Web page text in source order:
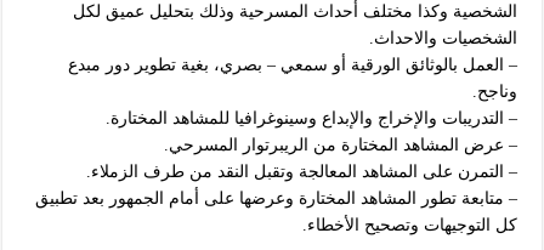
الشخصية وكذا مختلف أحداث المسرحية وذلك بتحليل عميق لكل
الشخصيات والاحداث.
– العمل بالوثائق الورقية أو سمعي – بصري، بغية تطوير دور مبدع
وناجح.
– التدريبات والإخراج والإبداع وسينوغرافيا للمشاهد المختارة.
– عرض المشاهد المختارة من الريبرتوار المسرحي.
– التمرن على المشاهد المعالجة وتقبل النقد من طرف الزملاء.
– متابعة تطور المشاهد المختارة وعرضها على أمام الجمهور بعد تطبيق
كل التوجيهات وتصحيح الأخطاء.